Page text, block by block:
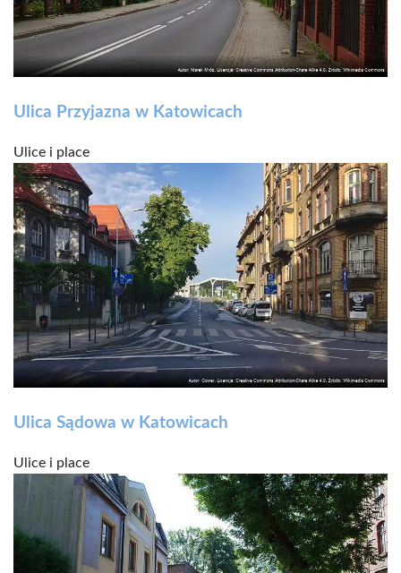
Ulica Przyjazna w Katowicach
Ulice i place
Ulica Sądowa w Katowicach
Ulice i place